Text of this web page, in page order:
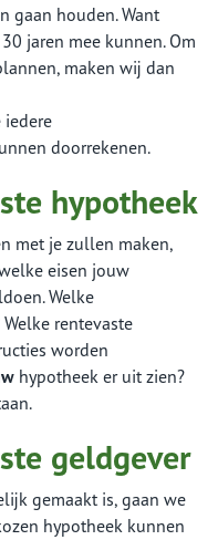
gaan houden. Want
jaren mee kunnen. Om
maken wij dan
iedere
doorrekenen.
hypotheek
met je zullen maken,
eisen jouw
Welke
rentevaste
worden
hypotheek er uit zien?
geldgever
gemaakt is, gaan we
hypotheek kunnen